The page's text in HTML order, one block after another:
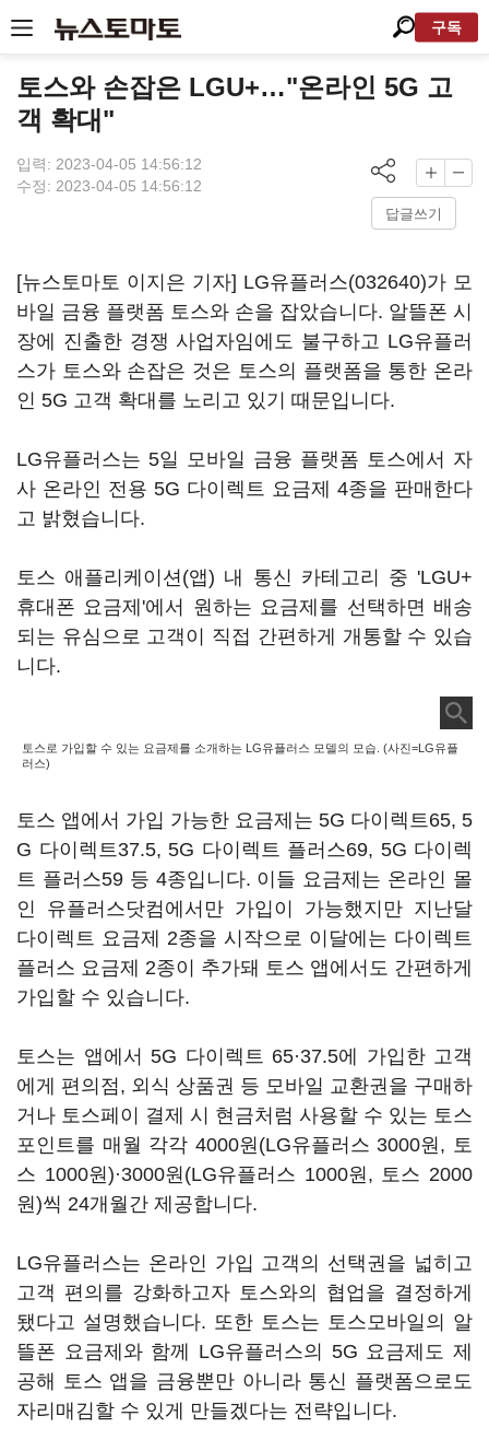
구독
토스와 손잡은 LGU+…"온라인 5G 고
객 확대"
입력: 2023-04-05 14:56:12
수정: 2023-04-05 14:56:12
답글쓰기
[뉴스토마토 이지은 기자] LG유플러스(032640)가 모
바일 금융 플랫폼 토스와 손을 잡았습니다. 알뜰폰 시
장에 진출한 경쟁 사업자임에도 불구하고 LG유플러
스가 토스와 손잡은 것은 토스의 플랫폼을 통한 온라
인 5G 고객 확대를 노리고 있기 때문입니다.
LG유플러스는 5일 모바일 금융 플랫폼 토스에서 자
사 온라인 전용 5G 다이렉트 요금제 4종을 판매한다
고 밝혔습니다.
토스 애플리케이션(앱) 내 통신 카테고리 중 'LGU+
휴대폰 요금제'에서 원하는 요금제를 선택하면 배송
되는 유심으로 고객이 직접 간편하게 개통할 수 있습
니다.
토스로 가입할 수 있는 요금제를 소개하는 LG유플러스 모델의 모습. (사진=LG유플
러스)
토스 앱에서 가입 가능한 요금제는 5G 다이렉트65, 5
G 다이렉트37.5, 5G 다이렉트 플러스69, 5G 다이렉
트 플러스59 등 4종입니다. 이들 요금제는 온라인 몰
인 유플러스닷컴에서만 가입이 가능했지만 지난달
다이렉트 요금제 2종을 시작으로 이달에는 다이렉트
플러스 요금제 2종이 추가돼 토스 앱에서도 간편하게
가입할 수 있습니다.
토스는 앱에서 5G 다이렉트 65·37.5에 가입한 고객
에게 편의점, 외식 상품권 등 모바일 교환권을 구매하
거나 토스페이 결제 시 현금처럼 사용할 수 있는 토스
포인트를 매월 각각 4000원(LG유플러스 3000원, 토
스 1000원)·3000원(LG유플러스 1000원, 토스 2000
원)씩 24개월간 제공합니다.
LG유플러스는 온라인 가입 고객의 선택권을 넓히고
고객 편의를 강화하고자 토스와의 협업을 결정하게
됐다고 설명했습니다. 또한 토스는 토스모바일의 알
뜰폰 요금제와 함께 LG유플러스의 5G 요금제도 제
공해 토스 앱을 금융뿐만 아니라 통신 플랫폼으로도
자리매김할 수 있게 만들겠다는 전략입니다.